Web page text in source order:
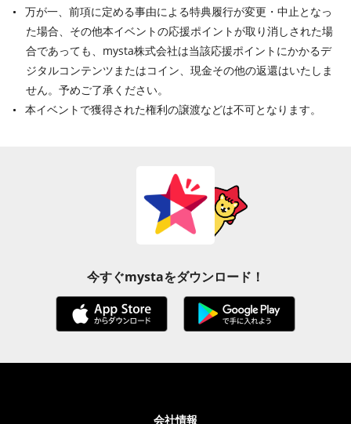
万が一、前項に定める事由による特典履行が変更・中止となっ
た場合、その他本イベントの応援ポイントが取り消しされた場
合であっても、mysta株式会社は当該応援ポイントにかかるデ
ジタルコンテンツまたはコイン、現金その他の返還はいたしま
せん。予めご了承ください。
本イベントで獲得された権利の譲渡などは不可となります。
今すぐmystaをダウンロード！
会社情報